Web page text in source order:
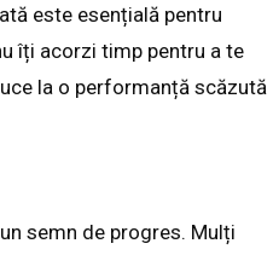
este esențială pentru
îți acorzi timp pentru a te
la o performanță scăzută
semn de progres. Mulți